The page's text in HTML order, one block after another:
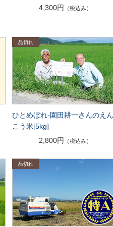
4,300円 （税込み）
ひとめぼれ-園田耕一さんのえ
こう米[5kg]
2,800円
（税込み）